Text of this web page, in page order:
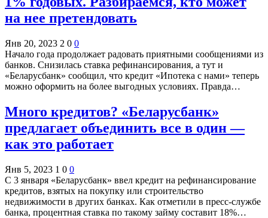
на нее претендовать
Янв 20, 2023 2 0 0
Начало года продолжает радовать приятными сообщениями из
банков. Снизилась ставка рефинансирования, а тут и
«Беларусбанк» сообщил, что кредит «Ипотека с нами» теперь
можно оформить на более выгодных условиях. Правда…
Много кредитов? «Беларусбанк»
предлагает объединить все в один —
как это работает
Янв 5, 2023 1 0 0
С 3 января «Беларусбанк» ввел кредит на рефинансирование
кредитов, взятых на покупку или строительство
недвижимости в других банках. Как отметили в пресс-службе
банка, процентная ставка по такому займу составит 18%…